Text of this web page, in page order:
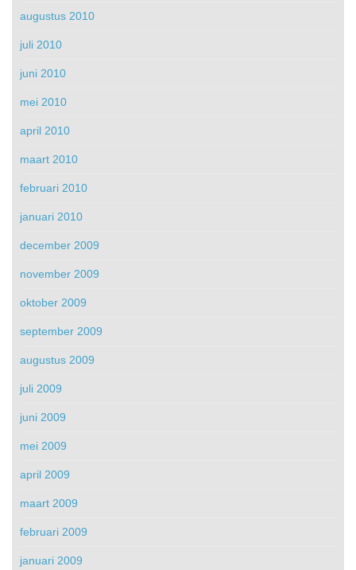
augustus 2010
juli 2010
juni 2010
mei 2010
april 2010
maart 2010
februari 2010
januari 2010
december 2009
november 2009
oktober 2009
september 2009
augustus 2009
juli 2009
juni 2009
mei 2009
april 2009
maart 2009
februari 2009
januari 2009